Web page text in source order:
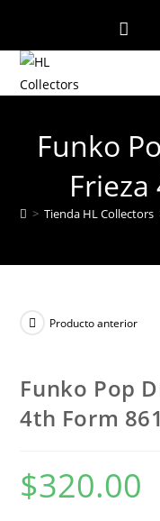
contenido
Funko
> Tienda HL Collectors
Producto anterior
Funko Pop
4th Form 861
$320.00